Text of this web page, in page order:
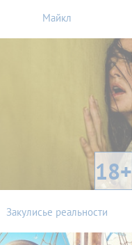
Майкл
18+
Закулисье реальности